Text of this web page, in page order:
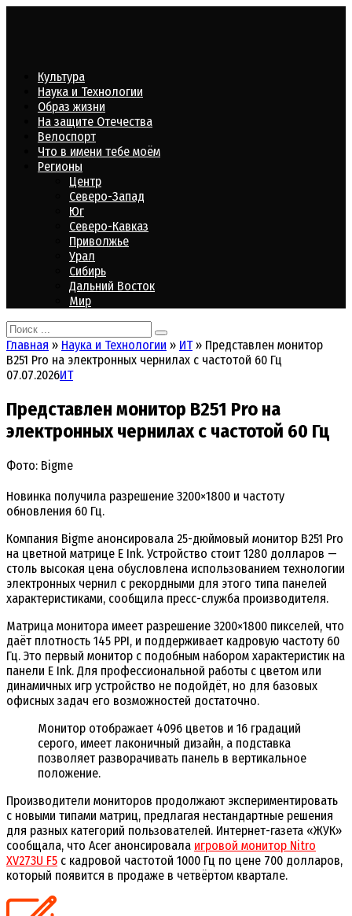
Культура
Наука и Технологии
Образ жизни
На защите Отечества
Велоспорт
Что в имени тебе моём
Регионы
Центр
Северо-Запад
Юг
Северо-Кавказ
Приволжье
Урал
Сибирь
Дальний Восток
Мир
Search
for:
Главная » Наука и Технологии » ИТ » Представлен монитор
B251 Pro на электронных чернилах с частотой 60 Гц
07.07.2026ИТ
Представлен монитор B251 Pro на
электронных чернилах с частотой 60 Гц
Фото: Bigme
Новинка получила разрешение 3200×1800 и частоту
обновления 60 Гц.
Компания Bigme анонсировала 25-дюймовый монитор B251 Pro
на цветной матрице E Ink. Устройство стоит 1280 долларов —
столь высокая цена обусловлена использованием технологии
электронных чернил с рекордными для этого типа панелей
характеристиками, сообщила пресс-служба производителя.
Матрица монитора имеет разрешение 3200×1800 пикселей, что
даёт плотность 145 PPI, и поддерживает кадровую частоту 60
Гц. Это первый монитор с подобным набором характеристик на
панели E Ink. Для профессиональной работы с цветом или
динамичных игр устройство не подойдёт, но для базовых
офисных задач его возможностей достаточно.
Монитор отображает 4096 цветов и 16 градаций
серого, имеет лаконичный дизайн, а подставка
позволяет разворачивать панель в вертикальное
положение.
Производители мониторов продолжают экспериментировать
с новыми типами матриц, предлагая нестандартные решения
для разных категорий пользователей. Интернет-газета «ЖУК»
сообщала, что Acer анонсировала игровой монитор Nitro
XV273U F5 с кадровой частотой 1000 Гц по цене 700 долларов,
который появится в продаже в четвёртом квартале.